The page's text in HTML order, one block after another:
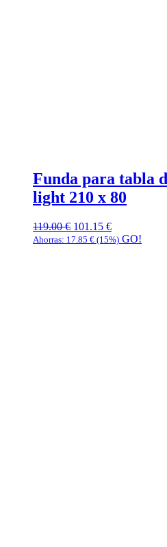
Funda para tabla
light 210 x 80
119.00€ 101.15 €
Ahorras: 17.85 € (15%) GO!